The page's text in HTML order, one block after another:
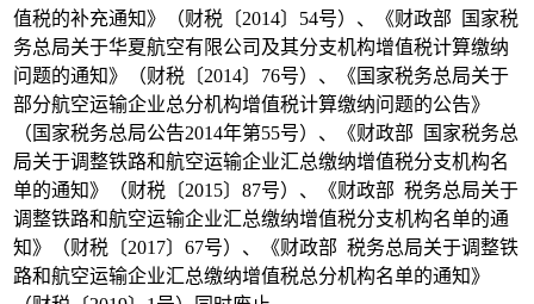
值税的补充通知》（财税〔2014〕54号）、《财政部 国家税
务总局关于华夏航空有限公司及其分支机构增值税计算缴纳
问题的通知》（财税〔2014〕76号）、《国家税务总局关于
部分航空运输企业总分机构增值税计算缴纳问题的公告》
（国家税务总局公告2014年第55号）、《财政部 国家税务总
局关于调整铁路和航空运输企业汇总缴纳增值税分支机构名
单的通知》（财税〔2015〕87号）、《财政部 税务总局关于
调整铁路和航空运输企业汇总缴纳增值税分支机构名单的通
知》（财税〔2017〕67号）、《财政部 税务总局关于调整铁
路和航空运输企业汇总缴纳增值税总分机构名单的通知》